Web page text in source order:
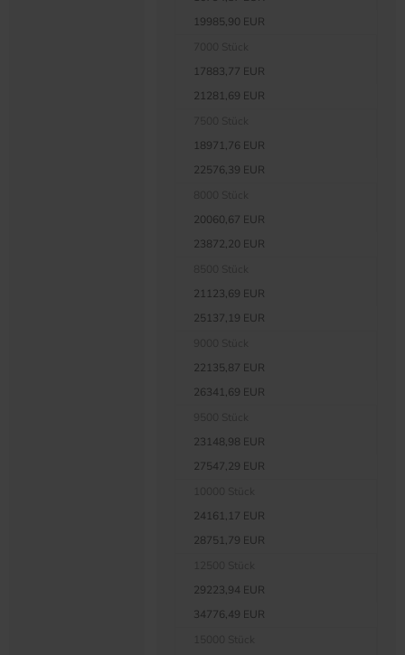
19985,90 EUR
17883,77 EUR
21281,69 EUR
18971,76 EUR
22576,39 EUR
20060,67 EUR
23872,20 EUR
21123,69 EUR
25137,19 EUR
22135,87 EUR
26341,69 EUR
23148,98 EUR
27547,29 EUR
24161,17 EUR
28751,79 EUR
29223,94 EUR
34776,49 EUR